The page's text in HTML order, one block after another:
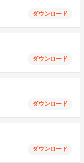
ダウンロード
ダウンロード
ダウンロード
ダウンロード